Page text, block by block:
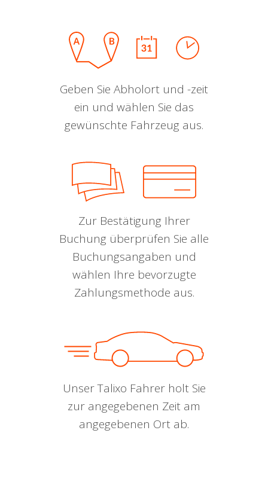
Geben Sie Abholort und -zeit
ein und wählen Sie das
gewünschte Fahrzeug aus.
Zur Bestätigung Ihrer
Buchung überprüfen Sie alle
Buchungsangaben und
wählen Ihre bevorzugte
Zahlungsmethode aus.
Unser Talixo Fahrer holt Sie
zur angegebenen Zeit am
angegebenen Ort ab.